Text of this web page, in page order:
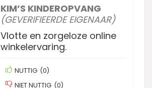
KIM’S KINDEROPVANG
(GEVERIFIEERDE EIGENAAR)
Vlotte en zorgeloze online
winkelervaring.
NUTTIG (0)
NIET NUTTIG (0)